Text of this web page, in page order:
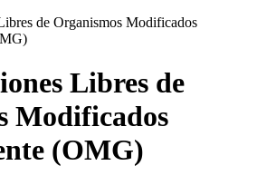
de Organismos Modificados
Libres de
Modificados
(OMG)